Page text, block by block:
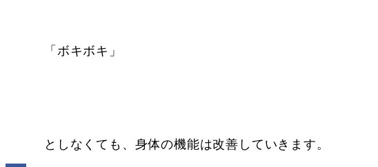
「ボキボキ」
としなくても、身体の機能は改善していきます。